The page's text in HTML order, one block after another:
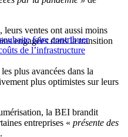
faire contribuer
de l’infrastructure
leurs ventes ont aussi moins
engagées dans la transition
plus avancées dans la
plus optimistes sur leurs
la BEI brandit
entreprises « présente des
.